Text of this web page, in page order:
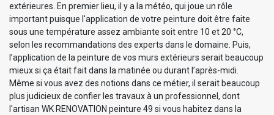
extérieures. En premier lieu, il y a la météo, qui joue un rôle
important puisque l'application de votre peinture doit être faite
sous une température assez ambiante soit entre 10 et 20 °C,
selon les recommandations des experts dans le domaine. Puis,
l’application de la peinture de vos murs extérieurs serait beaucoup
mieux si ça était fait dans la matinée ou durant l’après-midi.
Même si vous avez des notions dans ce métier, il serait beaucoup
plus judicieux de confier les travaux à un professionnel, dont
l'artisan WK RENOVATION peinture 49 si vous habitez dans la